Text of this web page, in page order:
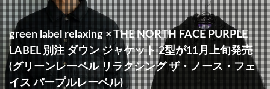
green label relaxing × THE NORTH FACE PURPLE
LABEL 別注 ダウン ジャケット 2型が11月上旬発売
(グリーンレーベル リラクシング ザ・ノース・フェ
イス パープルレーベル)